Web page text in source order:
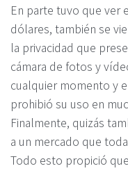
En parte tuvo que ver
dólares, también se
la privacidad que
cámara de fotos y
cualquier momento y
prohibió su uso en
Finalmente, quizás
a un mercado que
Todo esto propició